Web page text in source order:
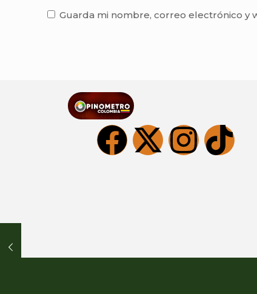
Guarda mi nombre, correo electrónico y